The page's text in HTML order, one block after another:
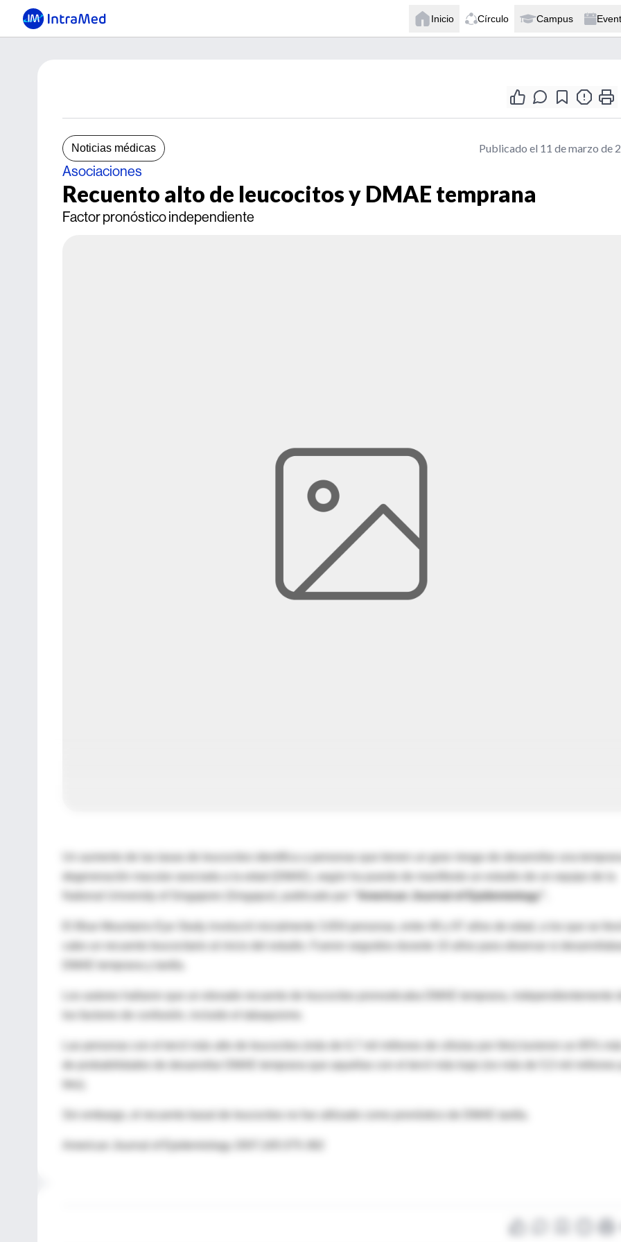
Inicio Círculo Campus
Noticias médicas Publicado el 11 de marzo de
Asociaciones
Recuento alto de leucocitos y DMAE temprana
Factor pronóstico independiente
Un aumento de las tasas de leucocitos identifica a personas que tienen un gran riesgo de desarrollar una temprana
degeneración macular asociada a la edad (DMAE), según ha puesto de manifiesto un estudio de un equipo de la
National University of Singapore (Singapur), publicado por
“American Journal of Epidemiology”.
cabo un recuento leucocitario al inicio del estudio. Fueron seguidos durante 10 años para observar si
Los autores hallaron que un elevado recuento de leucocitos pronosticaba DMAE temprana, independientemente
los factores de confusión, incluido el tabaquismo.
de probabilidades de desarrollar DMAE temprana que aquellas con el tercil más bajo (no más de 5,5 mil millones
Sin embargo, el recuento basal de leucocitos no fue utilizado como pronóstico de DMAE tardía.
American Journal of Epidemiology 2007;165:375-382